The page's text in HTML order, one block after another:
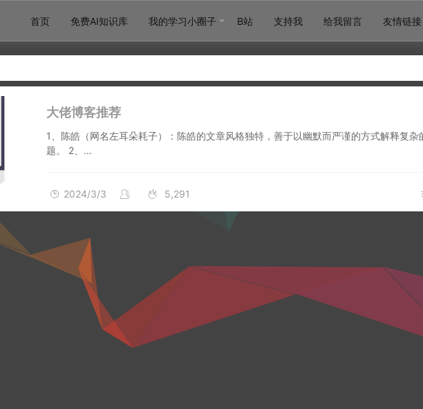
首页 免费AI知识库 我的学习小圈子 B站 支持我 给我留言 友情链接
大佬博客推荐
1、陈皓（网名左耳朵耗子）：陈皓的文章风格独特，善于以幽默而严谨的方式解释复杂
题。 2、…
2024/3/3 5,291